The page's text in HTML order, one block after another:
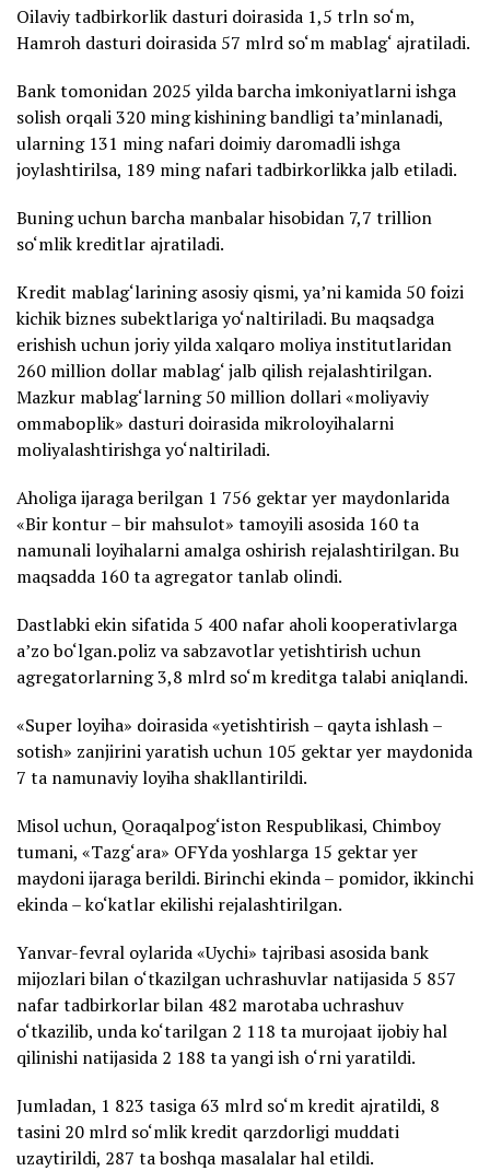
Oilaviy tadbirkorlik dasturi doirasida 1,5 trln so‘m,
Hamroh dasturi doirasida 57 mlrd so‘m mablag‘ ajratiladi.
Bank tomonidan 2025 yilda barcha imkoniyatlarni ishga
solish orqali 320 ming kishining bandligi ta’minlanadi,
ularning 131 ming nafari doimiy daromadli ishga
joylashtirilsa, 189 ming nafari tadbirkorlikka jalb etiladi.
Buning uchun barcha manbalar hisobidan 7,7 trillion
so‘mlik kreditlar ajratiladi.
Kredit mablag‘larining asosiy qismi, ya’ni kamida 50 foizi
kichik biznes subektlariga yo‘naltiriladi. Bu maqsadga
erishish uchun joriy yilda xalqaro moliya institutlaridan
260 million dollar mablag‘ jalb qilish rejalashtirilgan.
Mazkur mablag‘larning 50 million dollari «moliyaviy
ommaboplik» dasturi doirasida mikroloyihalarni
moliyalashtirishga yo‘naltiriladi.
Aholiga ijaraga berilgan 1 756 gektar yer maydonlarida
«Bir kontur – bir mahsulot» tamoyili asosida 160 ta
namunali loyihalarni amalga oshirish rejalashtirilgan. Bu
maqsadda 160 ta agregator tanlab olindi.
Dastlabki ekin sifatida 5 400 nafar aholi kooperativlarga
a’zo bo‘lgan.poliz va sabzavotlar yetishtirish uchun
agregatorlarning 3,8 mlrd so‘m kreditga talabi aniqlandi.
«Super loyiha» doirasida «yetishtirish – qayta ishlash –
sotish» zanjirini yaratish uchun 105 gektar yer maydonida
7 ta namunaviy loyiha shakllantirildi.
Misol uchun, Qoraqalpog‘iston Respublikasi, Chimboy
tumani, «Tazg‘ara» OFYda yoshlarga 15 gektar yer
maydoni ijaraga berildi. Birinchi ekinda – pomidor, ikkinchi
ekinda – ko‘katlar ekilishi rejalashtirilgan.
Yanvar-fevral oylarida «Uychi» tajribasi asosida bank
mijozlari bilan o‘tkazilgan uchrashuvlar natijasida 5 857
nafar tadbirkorlar bilan 482 marotaba uchrashuv
o‘tkazilib, unda ko‘tarilgan 2 118 ta murojaat ijobiy hal
qilinishi natijasida 2 188 ta yangi ish o‘rni yaratildi.
Jumladan, 1 823 tasiga 63 mlrd so‘m kredit ajratildi, 8
tasini 20 mlrd so‘mlik kredit qarzdorligi muddati
uzaytirildi, 287 ta boshqa masalalar hal etildi.